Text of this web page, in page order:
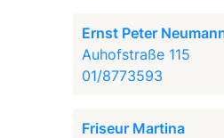
Ernst Peter
Auhofstraße 115
01/8773593
Friseur Martina